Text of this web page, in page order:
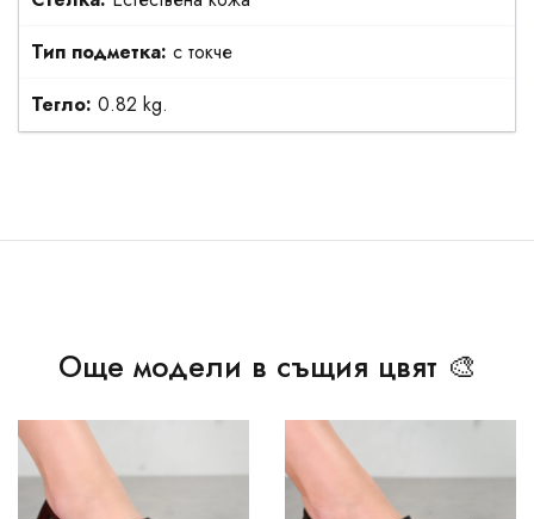
Тип подметка: с токче
Тегло: 0.82 kg.
Още модели в същия цвят 🎨